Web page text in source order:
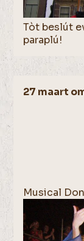
Tòt beslút
paraplú!
27 maart
Musical